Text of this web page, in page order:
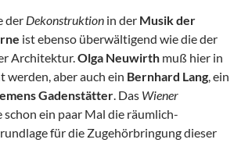
der Dekonstruktion in der Musik der
ist ebenso überwältigend wie die der
Architektur.Olga Neuwirth muß hier in
werden, aber auch ein Bernhard Lang, ein
Gadenstätter. Das Wiener
schon ein paar Mal die räumlich-
für die Zugehörbringung dieser